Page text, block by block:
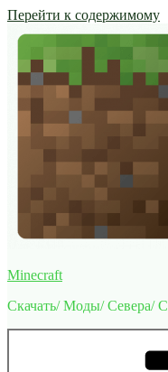
Перейти к содержимому
Minecraft
Скачать/ Моды/ Севера/